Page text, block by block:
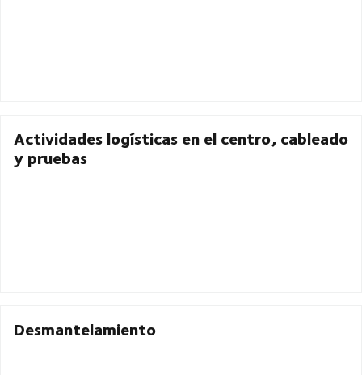
Actividades logísticas en el centro, cableado
y pruebas
Desmantelamiento